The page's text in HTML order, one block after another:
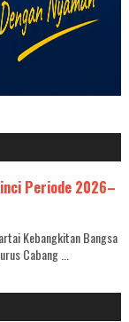
Periode 2026–
Kebangkitan Bangsa
Cabang ...